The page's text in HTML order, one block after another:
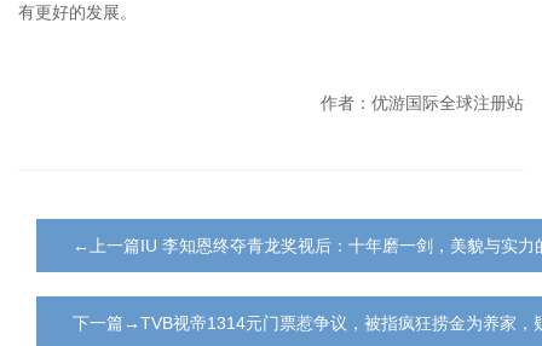
有更好的发展。
作者：优游国际全球注册站
←上一篇IU 李知恩终夺青龙奖视后：十年磨一剑，美貌与实力
下一篇→TVB视帝1314元门票惹争议，被指疯狂捞金为养家，